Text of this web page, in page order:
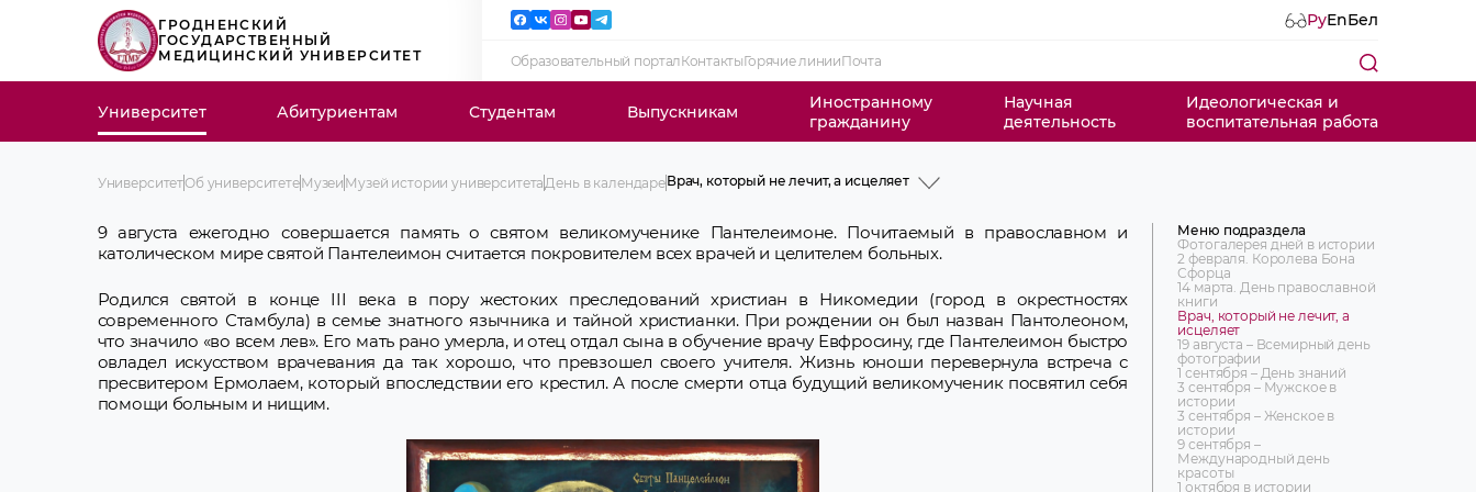
ГРОДНЕНСКИЙ
ГОСУДАРСТВЕННЫЙ
МЕДИЦИНСКИЙ УНИВЕРСИТЕТ
РуEnБел
Образовательный порталКонтактыГорячие линииПочта
Университет Абитуриентам Студентам Выпускникам
Иностранному
гражданину
Научная
деятельность
Идеологическая и
воспитательная работа
УниверситетОб университетеМузеи Музей истории университета День в календареВрач, который не лечит, а исцеляет
2 февраля. Королева Бона Сфорца
14 марта. День православной книги
Врач, который не лечит, а исцеляет
фотографии
1 сентября – День знаний
3 сентября – Мужское в истории
3 сентября – Женское в истории
9 сентября – Международный день
1 октября в истории
Дмитрия Андреевича Маслакова на
должность ректора ГГМИ
11 января – Всемирный день
9 августа ежегодно совершается память о святом великомученике Пантелеимоне. Почитаемый в православном и
католическом мире святой Пантелеимон считается покровителем всех врачей и целителем больных.
Родился святой в конце III века в пору жестоких преследований христиан в Никомедии (город в окрестностях
современного Стамбула) в семье знатного язычника и тайной христианки. При рождении он был назван Пантолеоном,
что значило «во всем лев». Его мать рано умерла, и отец отдал сына в обучение врачу Евфросину, где Пантелеимон быстро
овладел искусством врачевания да так хорошо, что превзошел своего учителя. Жизнь юноши перевернула встреча с
пресвитером Ермолаем, который впоследствии его крестил. А после смерти отца будущий великомученик посвятил себя
помощи больным и нищим.
Меню подраздела
Фотогалерея дней в истории
2 февраля. Королева Бона
Сфорца
14 марта. День православной
книги
Врач, который не лечит, а
исцеляет
19 августа – Всемирный день
фотографии
1 сентября – День знаний
3 сентября – Мужское в
истории
3 сентября – Женское в
истории
9 сентября –
Международный день
красоты
1 октября в истории